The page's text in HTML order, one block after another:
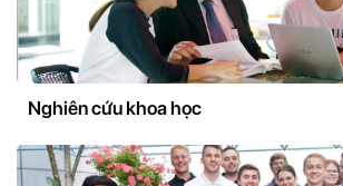
Nghiên cứu khoa học